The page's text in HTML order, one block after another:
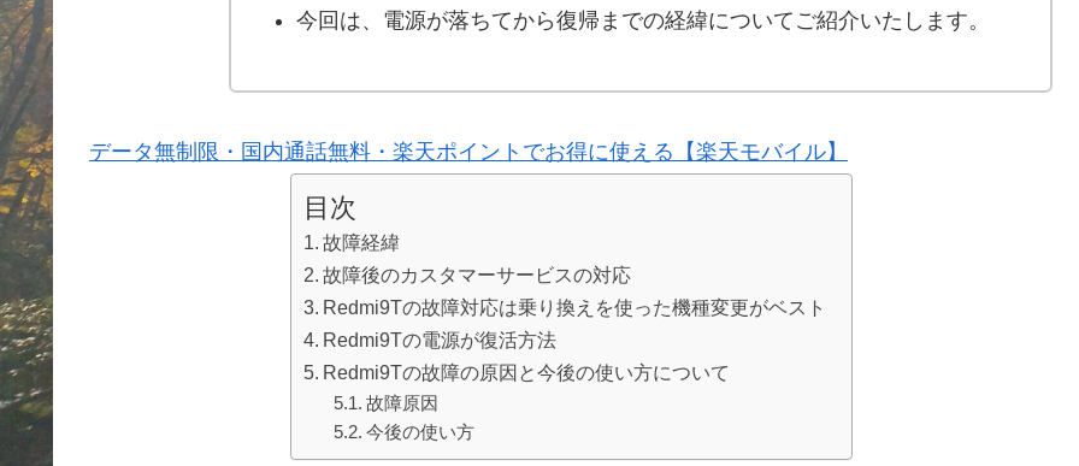
今回は、電源が落ちてから復帰までの経緯についてご紹介いたします。
データ無制限・国内通話無料・楽天ポイントでお得に使える【楽天モバイル】
目次
故障経緯
故障後のカスタマーサービスの対応
Redmi9Tの故障対応は乗り換えを使った機種変更がベスト
Redmi9Tの電源が復活方法
Redmi9Tの故障の原因と今後の使い方について
故障原因
今後の使い方